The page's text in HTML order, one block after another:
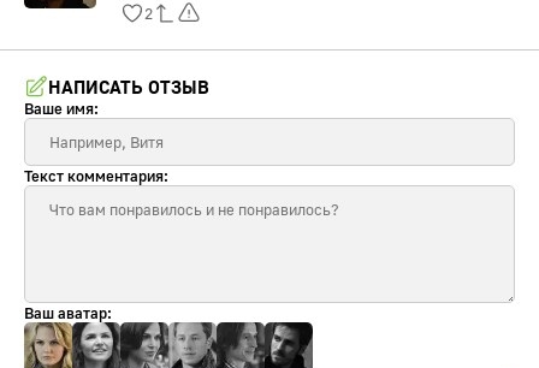
2
НАПИСАТЬ ОТЗЫВ
Ваше имя:
Текст комментария:
Ваш аватар: